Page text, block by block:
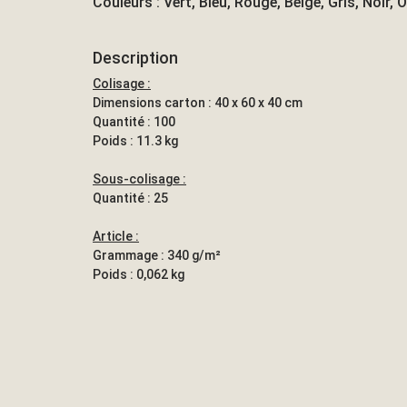
Description
Colisage :
Dimensions carton : 40 x 60 x 40 cm
Quantité : 100
Poids : 11.3 kg
Sous-colisage :
Quantité : 25
Article :
Grammage : 340 g/m²
Poids : 0,062 kg